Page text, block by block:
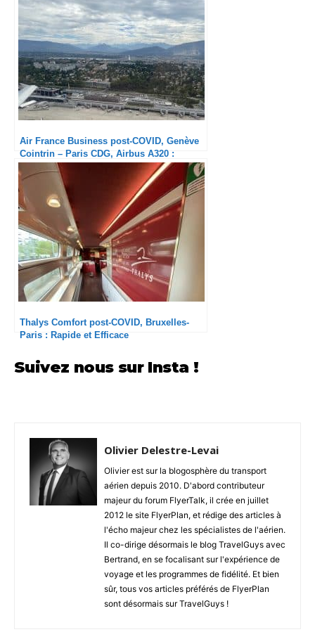
Air France Business post-COVID, Genève
Cointrin – Paris CDG, Airbus A320 :
Heureusement que l’équipage est là
Thalys Comfort post-COVID, Bruxelles-
Paris : Rapide et Efficace
Suivez nous sur Insta !
Olivier Delestre-Levai
Olivier est sur la blogosphère du transport
aérien depuis 2010. D'abord contributeur
majeur du forum FlyerTalk, il crée en juillet
2012 le site FlyerPlan, et rédige des articles à
l'écho majeur chez les spécialistes de l'aérien.
Il co-dirige désormais le blog TravelGuys avec
Bertrand, en se focalisant sur l'expérience de
voyage et les programmes de fidélité. Et bien
sûr, tous vos articles préférés de FlyerPlan
sont désormais sur TravelGuys !